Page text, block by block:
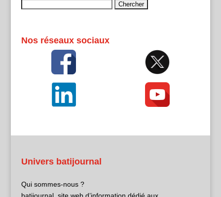
Nos réseaux sociaux
Univers batijournal
Qui sommes-nous ?